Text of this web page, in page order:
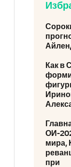
Как в
ОИ-
мира,
при